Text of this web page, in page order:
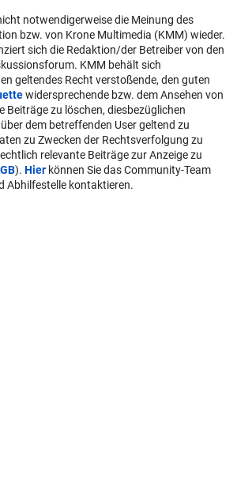
notwendigerweise die Meinung des
bzw. von Krone Multimedia (KMM) wieder.
sich die Redaktion/der Betreiber von den
KMM behält sich
geltendes Recht verstoßende, den guten
widersprechende bzw. dem Ansehen von
Beiträge zu löschen, diesbezüglichen
dem betreffenden User geltend zu
zu Zwecken der Rechtsverfolgung zu
relevante Beiträge zur Anzeige zu
). Hier können Sie das Community-Team
Abhilfestelle kontaktieren.